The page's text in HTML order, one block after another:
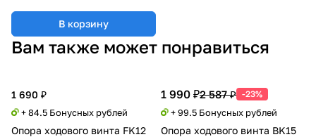
В корзину
Вам также может понравиться
1 690 ₽
+ 84.5 Бонусных рублей
Опора ходового винта FK12
1 990 ₽2 587 ₽ -23%
+ 99.5 Бонусных рублей
Опора ходового винта BK15